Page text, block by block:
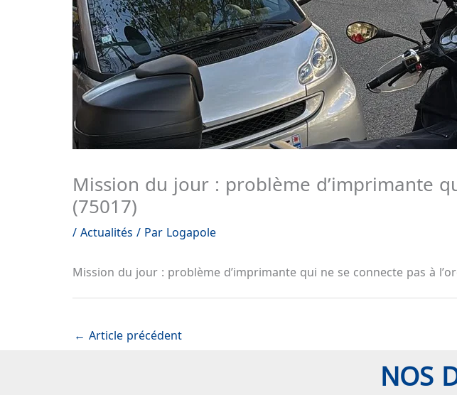
Mission du jour : problème d’imprimante
(75017)
/ Actualités / Par Logapole
Mission du jour : problème d’imprimante qui ne se connecte pas à
← Article précédent
NOS